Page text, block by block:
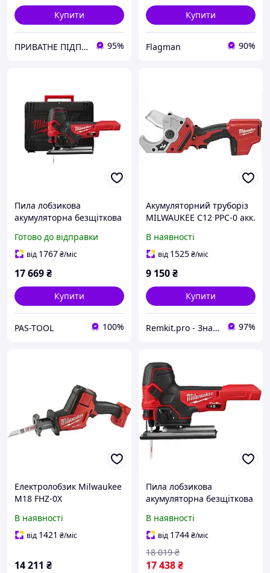
Купити
ПРИВАТНЕ ПІДПРИЄМСТВО АГРОТЕХПОСТАЧ ПЛЮС 95%
Купити
Flagman 90%
Пила лобзикова
акумуляторна безщіткова
(каркас, аксесуари,
HDкейс) (4933464799)
Готово до відправки
від 1767₴/міс
17 669₴
Купити
PAS-TOOL 100%
Акумуляторний труборіз
MILWAUKEE C12 PPC-0 акк.
В наявності
від 1525₴/міс
9 150₴
Купити
Remkit.pro - Знайдемо все, що вам потрібне! 97%
Електролобзик Milwaukee
M18 FHZ-0X
В наявності
від 1421 ₴/міс
14 211 ₴
Пила лобзикова
акумуляторна безщіткова
(каркас)
В наявності
від 1744₴/міс
17 438₴
18 019 ₴